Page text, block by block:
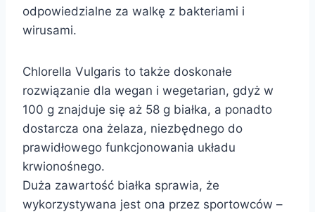
odpowiedzialne za walkę z bakteriami i
wirusami.
Chlorella Vulgaris to także doskonałe
rozwiązanie dla wegan i wegetarian, gdyż w
100 g znajduje się aż 58 g białka, a ponadto
dostarcza ona żelaza, niezbędnego do
prawidłowego funkcjonowania układu
krwionośnego.
Duża zawartość białka sprawia, że
wykorzystywana jest ona przez sportowców –